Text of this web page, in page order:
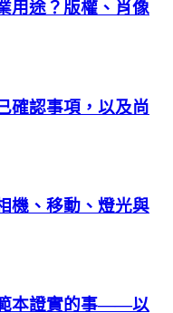
用途？版權、肖像
確認事項，以及尚
機、移動、燈光與
範本證實的事——以